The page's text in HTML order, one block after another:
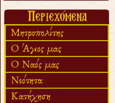
«πολύ αργά».
Ζητείται....